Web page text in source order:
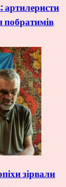
артилеристи
побратимів
зірвали